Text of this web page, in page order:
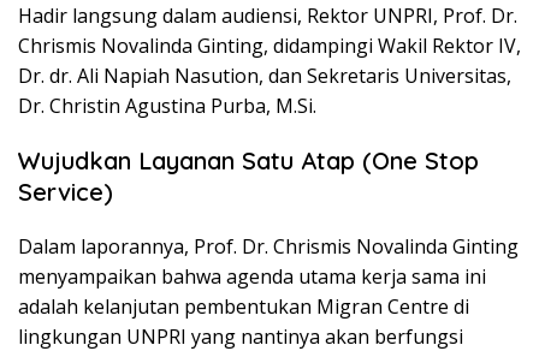
Hadir langsung dalam audiensi, Rektor UNPRI, Prof. Dr.
Chrismis Novalinda Ginting, didampingi Wakil Rektor IV,
Dr. dr. Ali Napiah Nasution, dan Sekretaris Universitas,
Dr. Christin Agustina Purba, M.Si.
Wujudkan Layanan Satu Atap (One Stop
Service)
Dalam laporannya, Prof. Dr. Chrismis Novalinda Ginting
menyampaikan bahwa agenda utama kerja sama ini
adalah kelanjutan pembentukan Migran Centre di
lingkungan UNPRI yang nantinya akan berfungsi